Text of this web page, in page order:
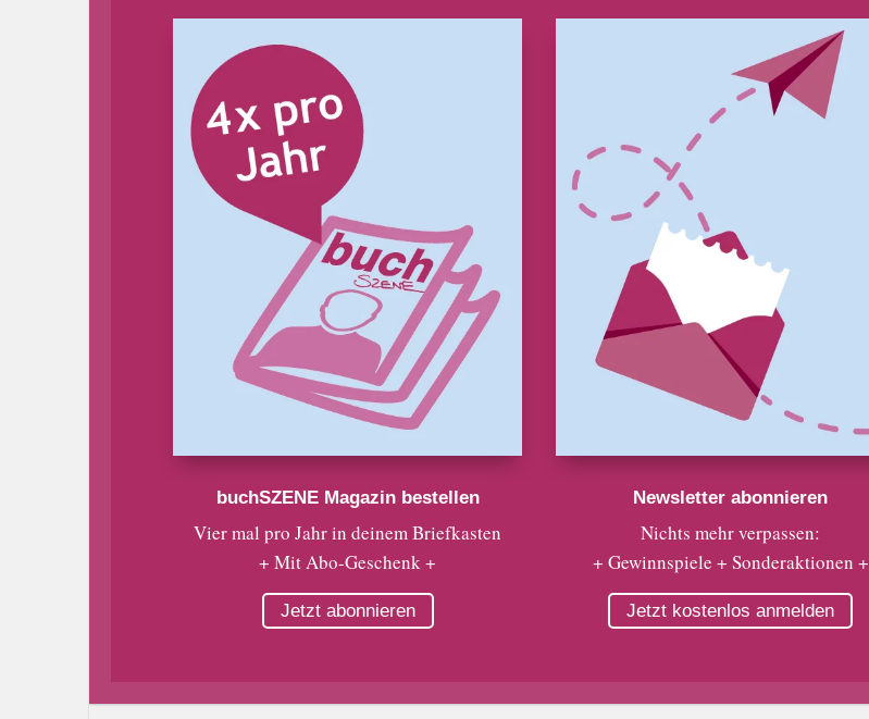
buchSZENE Magazin bestellen
Vier mal pro Jahr in deinem Briefkasten
+ Mit Abo-Geschenk +
Jetzt abonnieren
Newsletter abonnieren
Nichts mehr verpassen:
+ Gewinnspiele + Sonderaktionen +
Jetzt kostenlos anmelden